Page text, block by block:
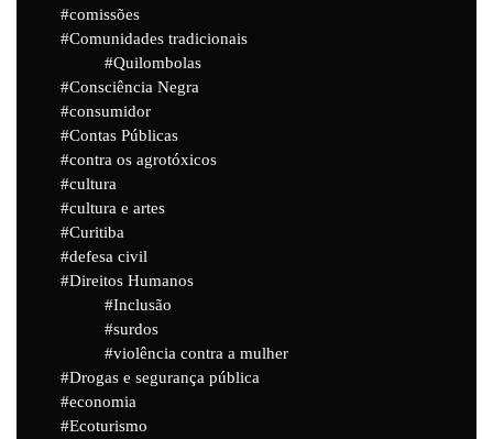
comissões
Comunidades tradicionais
Quilombolas
Consciência Negra
consumidor
Contas Públicas
contra os agrotóxicos
cultura
cultura e artes
Curitiba
defesa civil
Direitos Humanos
Inclusão
surdos
violência contra a mulher
Drogas e segurança pública
economia
Ecoturismo